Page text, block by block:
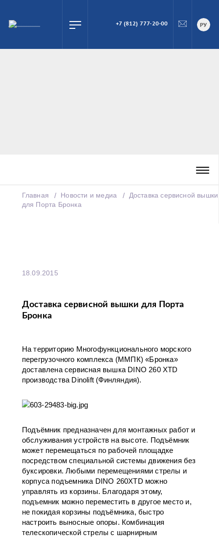
ПОИСК
+7 (812) 777-20-00 РУ
Главная Новости и медиа
Доставка сервисной вышки
для Порта Бронка
18.09.2015
Доставка сервисной вышки для Порта
Бронка
На территорию Многофункционального морского
перегрузочного комплекса (ММПК) «Бронка»
доставлена сервисная вышка DINO 260 XTD
производства Dinolift (Финляндия).
Подъёмник предназначен для монтажных работ и
обслуживания устройств на высоте. Подъёмник
может перемещаться по рабочей площадке
посредством специальной системы движения без
буксировки. Любыми перемещениями стрелы и
корпуса подъемника DINO 260XTD можно
управлять из корзины. Благодаря этому,
подъемник можно переместить в другое место и,
не покидая корзины подъёмника, быстро
настроить выносные опоры. Комбинация
телескопической стрелы с шарнирным